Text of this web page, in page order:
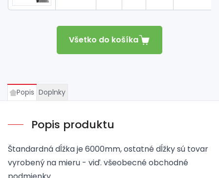
Všetko do košíka
Popis Doplnky
Popis produktu
Štandardná dĺžka je 6000mm, ostatné dĺžky sú tovar
vyrobený na mieru - viď. všeobecné obchodné